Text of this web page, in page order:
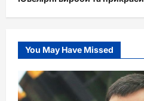
You May Have Missed